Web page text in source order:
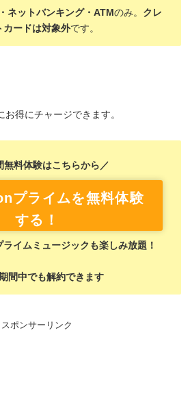
ネットバンキング・ATMのみ。 クレ
カードは対象外です。
お得にチャージできます。
無料体験はこちらから／
プライムを無料体験
する！
イムミュージックも楽しみ放題！
間中でも解約できます
スポンサーリンク